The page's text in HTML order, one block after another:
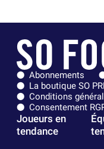
Abonnements
La boutique SO
Conditions
Consentement
Joueurs en
tendance